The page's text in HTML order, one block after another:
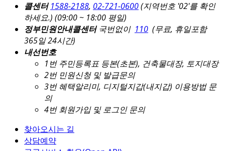
콜센터 1588-2188, 02-721-0600(지역번호 '02'를 확인
하세요.) (09:00 ~ 18:00 평일)
정부민원안내콜센터국번없이 110 (무료, 휴일포함
365일 24시간)
내선번호
1번 주민등록표 등본(초본), 건축물대장, 토지대장
2번 민원신청 및 발급문의
3번 혜택알리미, 디지털지갑(내지갑) 이용방법 문
의
4번 회원가입 및 로그인 문의
찾아오시는 길
상담예약